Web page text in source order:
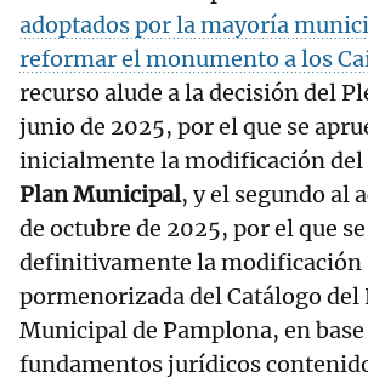
adoptados por la mayoría
reformar el monumento a los
recurso alude a la decisión del
junio de 2025, por el que se
inicialmente la modificación del
Plan Municipal, y el segundo al
de octubre de 2025, por el que
definitivamente la modificación
pormenorizada del Catálogo del
Municipal de Pamplona, en base
fundamentos jurídicos